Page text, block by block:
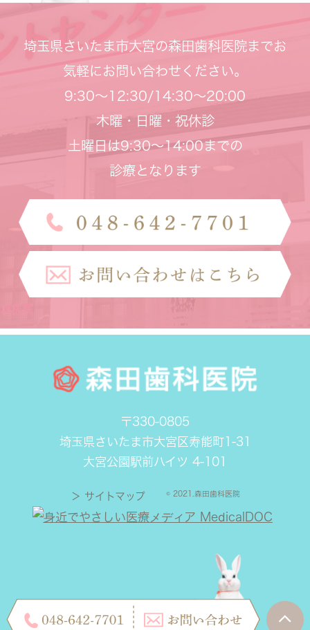
埼玉県さいたま市大宮の森田歯科医院までお
気軽にお問い合わせください。
9:30～12:30/14:30～20:00
木曜・日曜・祝休診
土曜日は9:30～14:00までの
診療となります
〒330-0805
埼玉県さいたま市大宮区寿能町1-31
大宮公園駅前ハイツ 4-101
＞ サイトマップ © 2021.森田歯科医院